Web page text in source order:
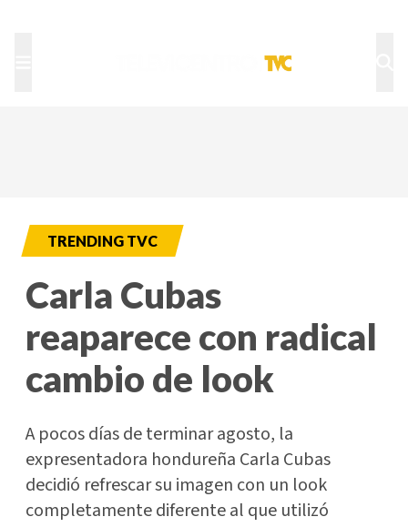
TRENDING TVC
Carla Cubas
reaparece con radical
cambio de look
A pocos días de terminar agosto, la
expresentadora hondureña Carla Cubas
decidió refrescar su imagen con un look
completamente diferente al que utilizó